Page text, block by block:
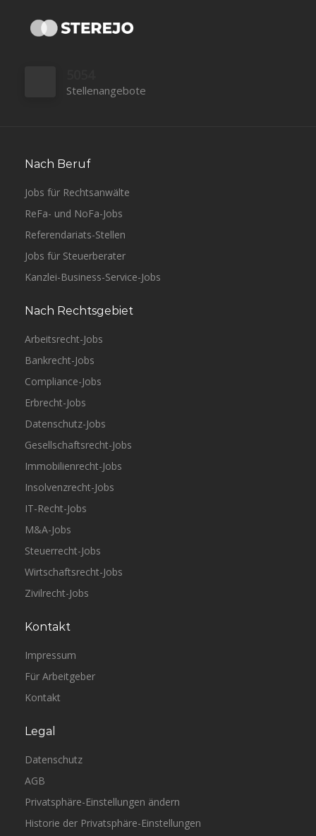
Stellenangebote
Nach Beruf
Jobs für Rechtsanwälte
ReFa- und NoFa-Jobs
Referendariats-Stellen
Jobs für Steuerberater
Kanzlei-Business-Service-Jobs
Nach Rechtsgebiet
Arbeitsrecht-Jobs
Bankrecht-Jobs
Compliance-Jobs
Erbrecht-Jobs
Datenschutz-Jobs
Gesellschaftsrecht-Jobs
Immobilienrecht-Jobs
Insolvenzrecht-Jobs
IT-Recht-Jobs
M&A-Jobs
Steuerrecht-Jobs
Wirtschaftsrecht-Jobs
Zivilrecht-Jobs
Kontakt
Impressum
Für Arbeitgeber
Kontakt
Legal
Datenschutz
AGB
Privatsphäre-Einstellungen ändern
Historie der Privatsphäre-Einstellungen